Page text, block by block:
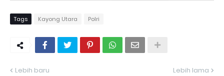
Tags Kayong Utara Polri
Lebih baru Lebih lama